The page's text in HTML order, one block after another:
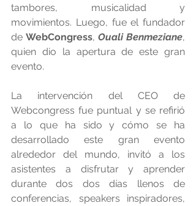
tambores, musicalidad y
movimientos. Luego, fue el fundador
de WebCongress, Ouali Benmeziane,
quien dio la apertura de este gran
evento.
La intervención del CEO de
Webcongress fue puntual y se refirió
a lo que ha sido y cómo se ha
desarrollado este gran evento
alrededor del mundo, invitó a los
asistentes a disfrutar y aprender
durante dos dos días llenos de
conferencias, speakers inspiradores,